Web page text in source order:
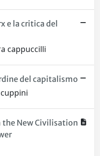
e la critica del
cappuccilli
del capitalismo
New Civilisation